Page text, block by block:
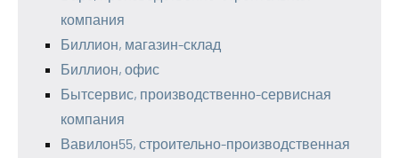
компания
Биллион, магазин-склад
Биллион, офис
Бытсервис, производственно-сервисная
компания
Вавилон55, строительно-производственная